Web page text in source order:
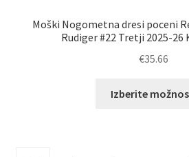
Moški Nogometna dresi poceni
Rudiger #22 Tretji 2025-26
€35.66
Izberite